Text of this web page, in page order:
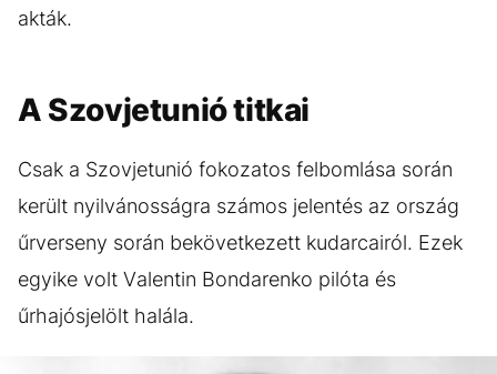
akták.
A Szovjetunió titkai
Csak a Szovjetunió fokozatos felbomlása során
került nyilvánosságra számos jelentés az ország
űrverseny során bekövetkezett kudarcairól. Ezek
egyike volt Valentin Bondarenko pilóta és
űrhajósjelölt halála.